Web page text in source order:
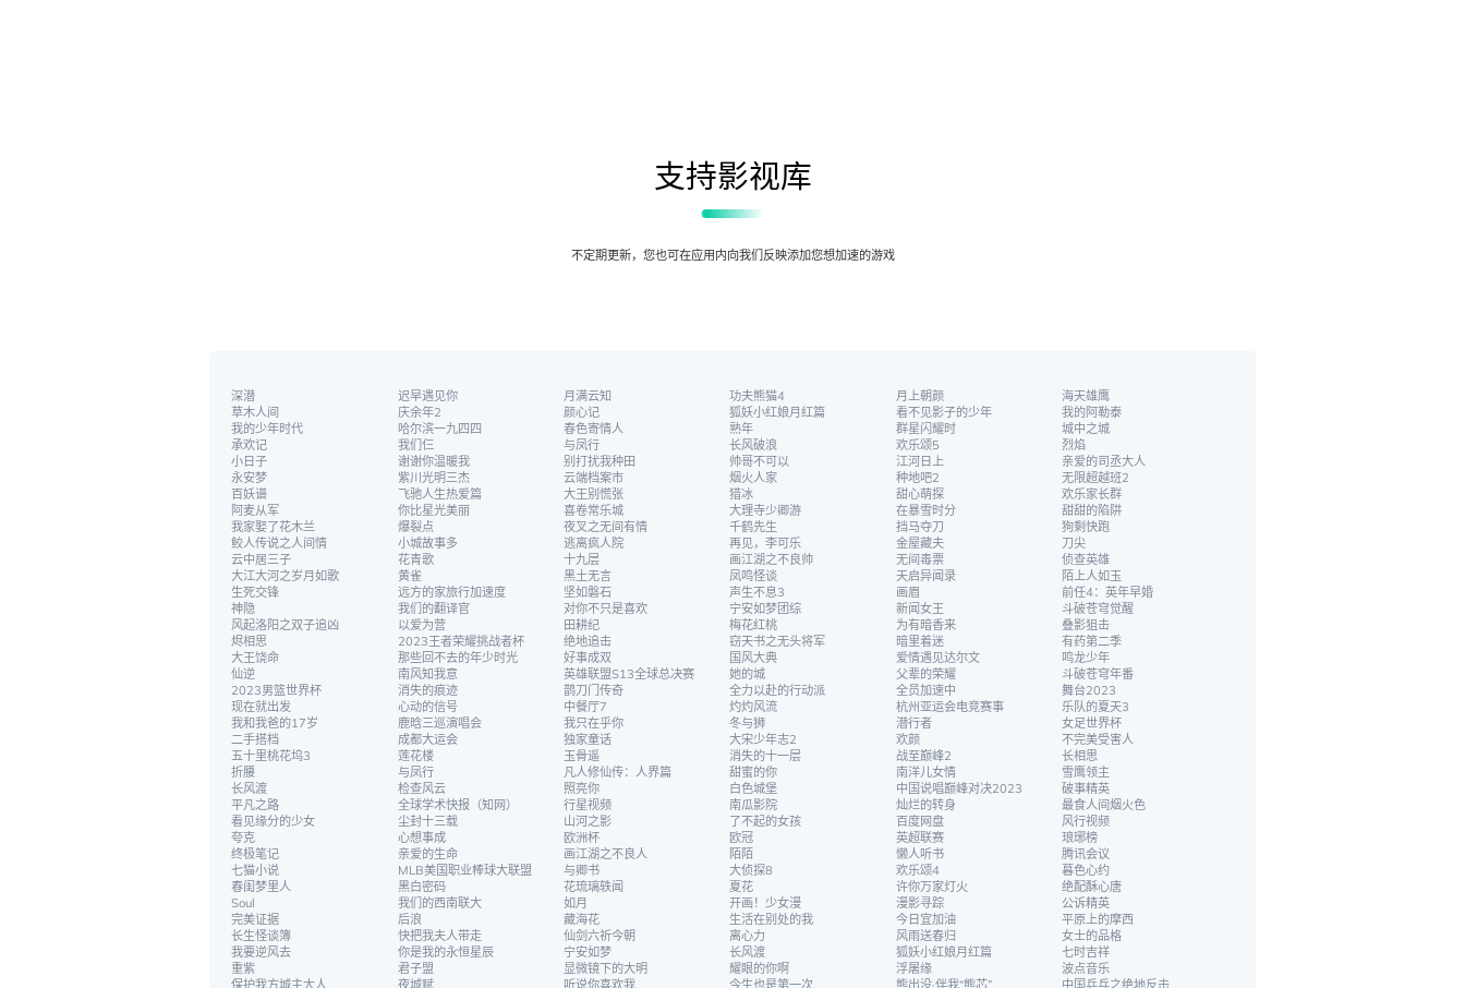
支持影视库
不定期更新，您也可在应用内向我们反映添加您想加速的游戏
深潜 迟早遇见你 月满云知 功夫熊猫4 月上朝颜
海天雄鹰
草木人间
庆余年2 颜心记 狐妖小红娘月红篇 看不见影子的少年
我的阿勒泰
我的少年时代
哈尔滨一九四四 春色寄情人 熟年 群星闪耀时
城中之城
承欢记
我们仨 与凤行 长风破浪 欢乐颂5
烈焰
小日子
谢谢你温暖我 别打扰我种田 帅哥不可以 江河日上
亲爱的司丞大人
永安梦
紫川光明三杰 云端档案市 烟火人家 种地吧2
无限超越班2
百妖谱
飞驰人生热爱篇 大王别慌张 猎冰 甜心萌探
欢乐家长群
阿麦从军
你比星光美丽 喜卷常乐城 大理寺少卿游 在暴雪时分
甜甜的陷阱
我家娶了花木兰
爆裂点 夜叉之无间有情 千鹤先生 挡马夺刀
狗剩快跑
鲛人传说之人间情
小城故事多 逃离疯人院 再见，李可乐 金屋藏夫
刀尖
云中居三子
花青歌 十九层 画江湖之不良帅 无间毒票
侦查英雄
大江大河之岁月如歌
黄雀 黑土无言 凤鸣怪谈 天启异闻录
陌上人如玉
生死交锋
远方的家旅行加速度 坚如磐石 声生不息3 画眉
前任4：英年早婚
神隐
我们的翻译官 对你不只是喜欢 宁安如梦团综 新闻女王
斗破苍穹觉醒
风起洛阳之双子追凶
以爱为营 田耕纪 梅花红桃 为有暗香来
叠影狙击
烬相思
2023王者荣耀挑战者杯 绝地追击 窃天书之无头将军 暗里着迷
有药第二季
大王饶命
那些回不去的年少时光 好事成双 国风大典 爱情遇见达尔文
鸣龙少年
仙逆
南风知我意 英雄联盟S13全球总决赛 她的城 父辈的荣耀
斗破苍穹年番
2023男篮世界杯
消失的痕迹 鹊刀门传奇 全力以赴的行动派 全员加速中
舞台2023
现在就出发
心动的信号 中餐厅7 灼灼风流 杭州亚运会电竞赛事
乐队的夏天3
我和我爸的17岁
鹿晗三巡演唱会 我只在乎你 冬与狮 潜行者
女足世界杯
二手搭档
成都大运会 独家童话 大宋少年志2 欢颜
不完美受害人
五十里桃花坞3
莲花楼 玉骨遥 消失的十一层 战至巅峰2
长相思
折腰
与凤行 凡人修仙传：人界篇 甜蜜的你 南洋儿女情
雪鹰领主
长风渡
检查风云 照亮你 白色城堡 中国说唱巅峰对决2023
破事精英
平凡之路
全球学术快报（知网） 行星视频 南瓜影院 灿烂的转身
最食人间烟火色
看见缘分的少女
尘封十三载 山河之影 了不起的女孩 百度网盘
风行视频
夸克
心想事成 欧洲杯 欧冠 英超联赛
琅琊榜
终极笔记
亲爱的生命 画江湖之不良人 陌陌 懒人听书
腾讯会议
七猫小说
MLB美国职业棒球大联盟 与卿书 大侦探8 欢乐颂4
暮色心约
春闺梦里人
黑白密码 花琉璃轶闻 夏花 许你万家灯火
绝配酥心唐
Soul
我们的西南联大 如月 开画！少女漫 漫影寻踪
公诉精英
完美证据
后浪 藏海花 生活在别处的我 今日宜加油
平原上的摩西
长生怪谈簿
快把我夫人带走 仙剑六祈今朝 离心力 风雨送春归
女士的品格
我要逆风去
你是我的永恒星辰 宁安如梦 长风渡 狐妖小红娘月红篇
七时吉祥
重紫
君子盟 显微镜下的大明 耀眼的你啊 浮屠缘
波点音乐
保护我方城主大人
夜城赋 听说你喜欢我 今生也是第一次 熊出没·伴我“熊芯” 中国乒乓之绝地反击